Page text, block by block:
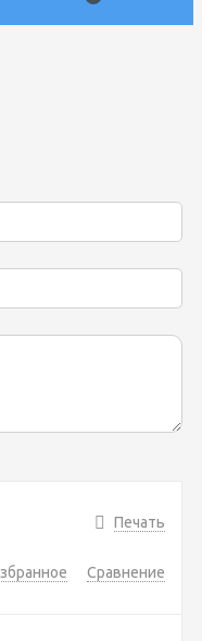
Печать
Сравнение